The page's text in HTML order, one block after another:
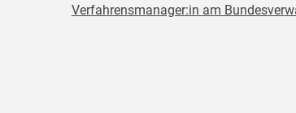
Verfahrensmanager:in am